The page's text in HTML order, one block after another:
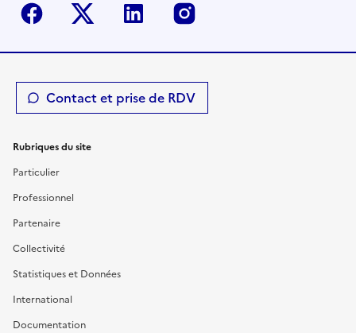
Facebook Twitter-X Linkedin
Contact et prise de RDV
Rubriques du site
Particulier
Professionnel
Partenaire
Collectivité
Statistiques et Données
International
Documentation